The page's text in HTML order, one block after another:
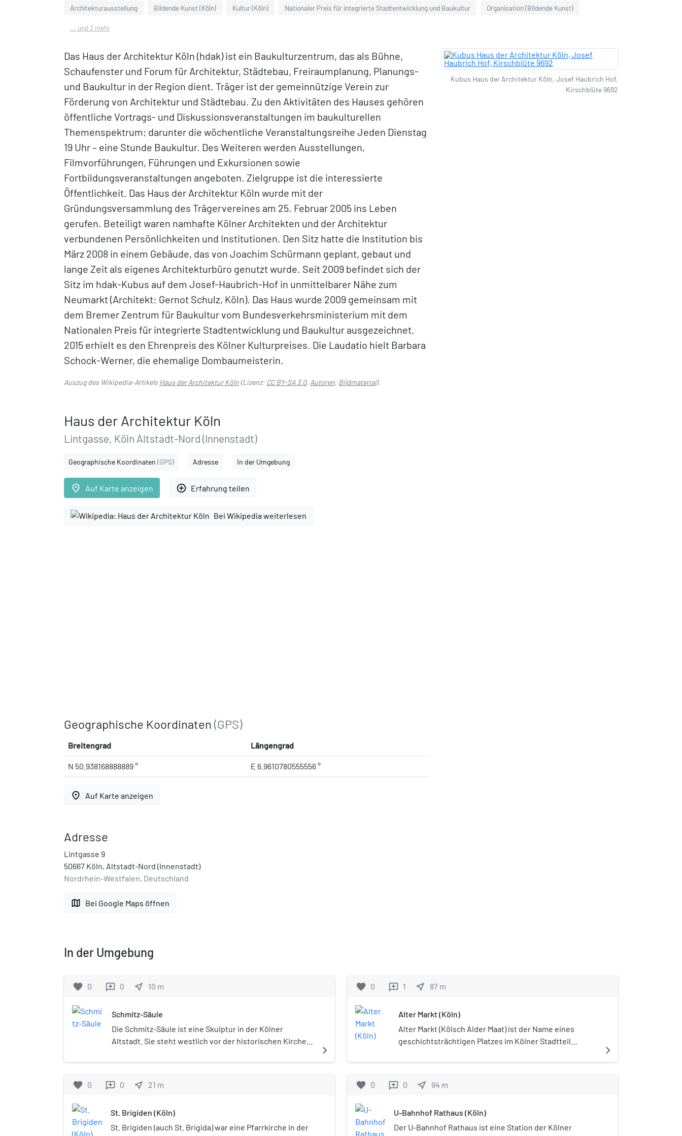
Architekturausstellung Bildende Kunst (Köln) Kultur (Köln) Nationaler Preis für integrierte Stadtentwicklung und Baukultur Organisation (Bildende Kunst)
... und 2 mehr
Das Haus der Architektur Köln (hdak) ist ein Baukulturzentrum, das als Bühne,
Schaufenster und Forum für Architektur, Städtebau, Freiraumplanung, Planungs-
und Baukultur in der Region dient. Träger ist der gemeinnützige Verein zur
Förderung von Architektur und Städtebau. Zu den Aktivitäten des Hauses gehören
öffentliche Vortrags- und Diskussionsveranstaltungen im baukulturellen
Themenspektrum; darunter die wöchentliche Veranstaltungsreihe Jeden Dienstag
19 Uhr – eine Stunde Baukultur. Des Weiteren werden Ausstellungen,
Filmvorführungen, Führungen und Exkursionen sowie
Fortbildungsveranstaltungen angeboten. Zielgruppe ist die interessierte
Öffentlichkeit. Das Haus der Architektur Köln wurde mit der
Gründungsversammlung des Trägervereines am 25. Februar 2005 ins Leben
gerufen. Beteiligt waren namhafte Kölner Architekten und der Architektur
verbundenen Persönlichkeiten und Institutionen. Den Sitz hatte die Institution bis
März 2008 in einem Gebäude, das von Joachim Schürmann geplant, gebaut und
lange Zeit als eigenes Architekturbüro genutzt wurde. Seit 2009 befindet sich der
Sitz im hdak-Kubus auf dem Josef-Haubrich-Hof in unmittelbarer Nähe zum
Neumarkt (Architekt: Gernot Schulz, Köln). Das Haus wurde 2009 gemeinsam mit
dem Bremer Zentrum für Baukultur vom Bundesverkehrsministerium mit dem
Nationalen Preis für integrierte Stadtentwicklung und Baukultur ausgezeichnet.
2015 erhielt es den Ehrenpreis des Kölner Kulturpreises. Die Laudatio hielt Barbara
Schock-Werner, die ehemalige Dombaumeisterin.
Auszug des Wikipedia-ArtikelsHaus der Architektur Köln(Lizenz: CC BY-SA 3.0, Autoren, Bildmaterial).
Haus der Architektur Köln
Lintgasse, Köln Altstadt-Nord (Innenstadt)
Geographische Koordinaten (GPS) Adresse In der Umgebung
place Auf Karte anzeigen add_circle_outline Erfahrung teilen
Bei Wikipedia weiterlesen
Geographische Koordinaten (GPS)
Breitengrad Längengrad
N 50.938168888889 ° E 6.9610780555556 °
place Auf Karte anzeigen
Adresse
Lintgasse 9
50667 Köln, Altstadt-Nord (Innenstadt)
Nordrhein-Westfalen, Deutschland
map Bei Google Maps öffnen
Kubus Haus der Architektur Köln, Josef Haubrich Hof,
Kirschblüte 9692
In der Umgebung
favorite 0 reviews 0 near_me 10 m
Schmitz-Säule
Die Schmitz-Säule ist eine Skulptur in der Kölner
Altstadt. Sie steht westlich vor der historischen Kirche
Brigittengäßchen gesäumten Platz An Groß St. Martin
navigate_next
favorite 0 reviews 0 near_me 21 m
St. Brigiden (Köln)
St. Brigiden (auch St. Brigida) war eine Pfarrkirche in der
favorite 0 reviews 1 near_me 87 m
Alter Markt (Köln)
Alter Markt (Kölsch Alder Maat) ist der Name eines
geschichtsträchtigen Platzes im Kölner Stadtteil
navigate_next
favorite 0 reviews 0 near_me 94 m
U-Bahnhof Rathaus (Köln)
Der U-Bahnhof Rathaus ist eine Station der Kölner